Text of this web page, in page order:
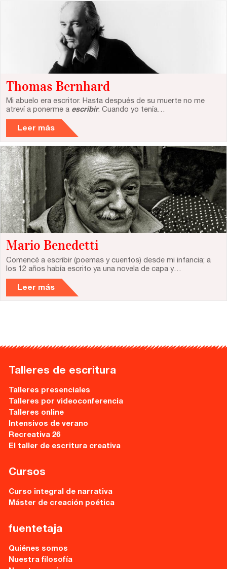
Thomas Bernhard
Mi abuelo era escritor. Hasta después de su muerte no me
atreví a ponerme a escribir. Cuando yo tenía…
Leer más
Mario Benedetti
Comencé a escribir (poemas y cuentos) desde mi infancia; a
los 12 años había escrito ya una novela de capa y…
Leer más
Talleres de escritura
Talleres presenciales
Talleres por videoconferencia
Talleres online
Intensivos de verano
Recreativa 26
El taller de escritura creativa
Cursos
Curso integral de narrativa
Máster de creación poética
fuentetaja
Quiénes somos
Nuestra filosofía